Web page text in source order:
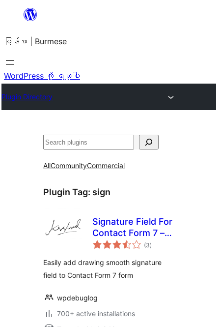
အကြောင်းအရာ
ကျော်သွား
ရန်
မြန်မာ | Burmese
WordPress ကို ရယူပါ
Plugin Directory
ရှာ
AllCommunityCommercial
Plugin Tag: sign
Signature Field For
Contact Form 7 –
CF7Sign
(3total
ratings
)
Easily add drawing smooth signature
field to Contact Form 7 form
wpdebuglog
700+ active installations